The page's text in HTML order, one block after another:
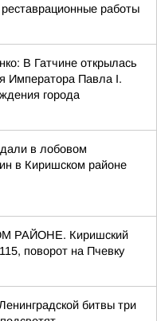
реставрационные работы
В Гатчине открылась
Императора Павла I.
города
в лобовом
в Киришском районе
РАЙОНЕ. Киришский
поворот на Пчевку
битвы три